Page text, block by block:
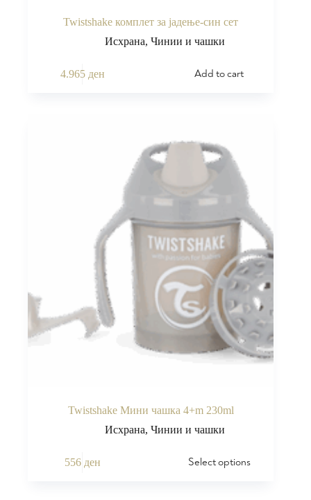
Twistshake комплет за јадење-син сет
Исхрана, Чинии и чашки
4.965 ден Add to cart
Twistshake Мини чашка 4+m 230ml
Исхрана, Чинии и чашки
556 ден Select options